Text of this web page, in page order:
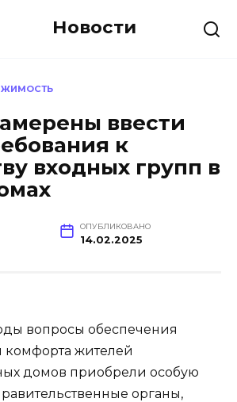
Новости
ввести
к
входных групп в
ОПУБЛИКОВАНО
14.02.2025
вопросы обеспечения
комфорта жителей
домов приобрели особую
органы,